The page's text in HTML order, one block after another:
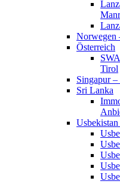
Norwegen
Österreich
Tirol
Singapur
Sri Lanka